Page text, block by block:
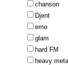
chanson
Djent
emo
glam
hard FM
heavy